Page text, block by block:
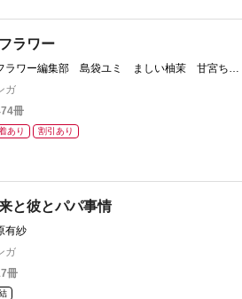
ラワー
ラワー編集部 島袋ユミ ましい柚茉 甘宮ち
村澪生 もりなかもなか 三浦えりか へんみ
フクダツバキ 清水まみ あやもと美葉 月森
橘ノゾミ 木ノ上万理咲 春名ひろ 三つ葉優
ガ
冊
あり 割引あり
と彼とパパ事情
有紗
ガ
冊